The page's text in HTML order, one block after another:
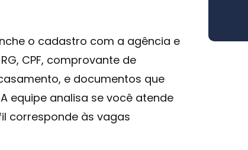
o cadastro com a agência e
CPF, comprovante de
e documentos que
equipe analisa se você atende
corresponde às vagas